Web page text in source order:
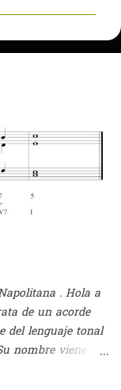
. Hola a
de un acorde
del lenguaje tonal
nombre viene